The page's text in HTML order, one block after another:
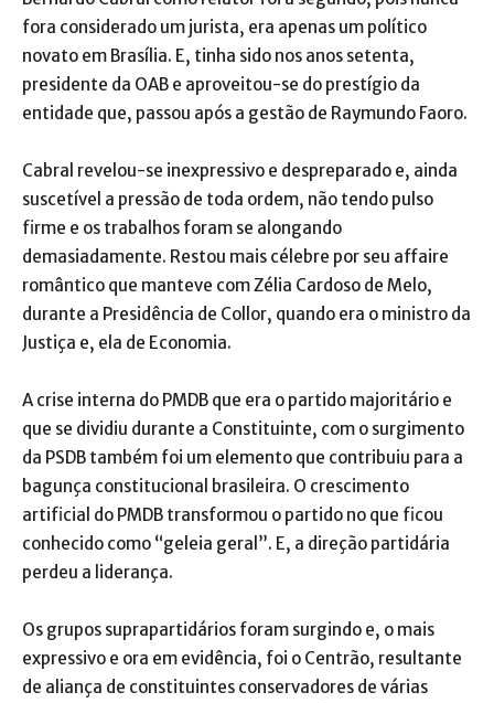
fora considerado um jurista, era apenas um político
novato em Brasília. E, tinha sido nos anos setenta,
presidente da OAB e aproveitou-se do prestígio da
entidade que, passou após a gestão de Raymundo Faoro.
Cabral revelou-se inexpressivo e despreparado e, ainda
suscetível a pressão de toda ordem, não tendo pulso
firme e os trabalhos foram se alongando
demasiadamente. Restou mais célebre por seu affaire
romântico que manteve com Zélia Cardoso de Melo,
durante a Presidência de Collor, quando era o ministro da
Justiça e, ela de Economia.
A crise interna do PMDB que era o partido majoritário e
que se dividiu durante a Constituinte, com o surgimento
da PSDB também foi um elemento que contribuiu para a
bagunça constitucional brasileira. O crescimento
artificial do PMDB transformou o partido no que ficou
conhecido como “geleia geral”. E, a direção partidária
perdeu a liderança.
Os grupos suprapartidários foram surgindo e, o mais
expressivo e ora em evidência, foi o Centrão, resultante
de aliança de constituintes conservadores de várias